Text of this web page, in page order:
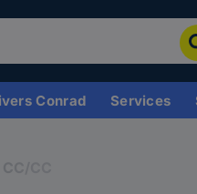
Conrad Services
CC